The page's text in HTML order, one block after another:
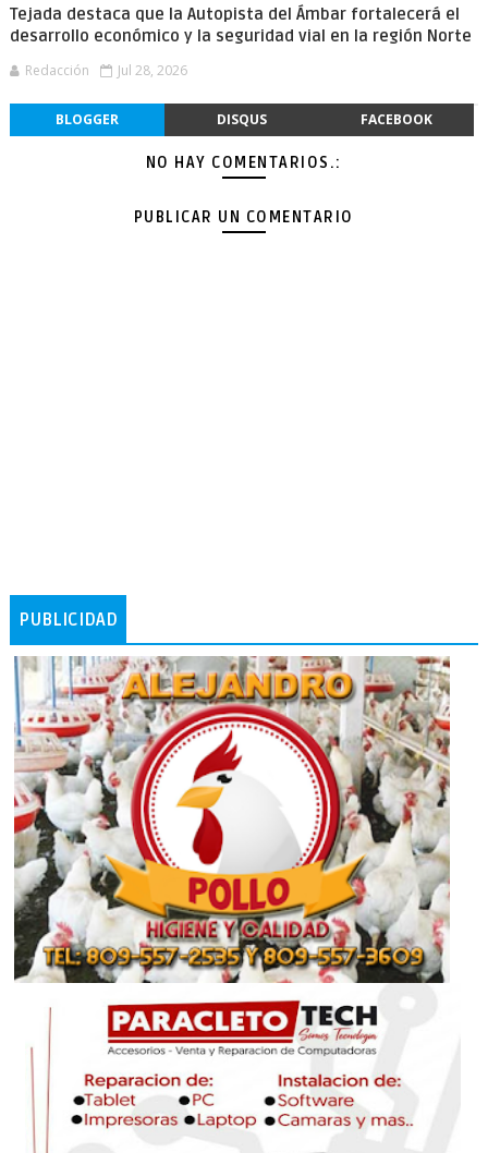
Tejada destaca que la Autopista del Ámbar fortalecerá el
desarrollo económico y la seguridad vial en la región Norte
Redacción Jul 28, 2026
BLOGGER DISQUS FACEBOOK
NO HAY COMENTARIOS.:
PUBLICAR UN COMENTARIO
PUBLICIDAD